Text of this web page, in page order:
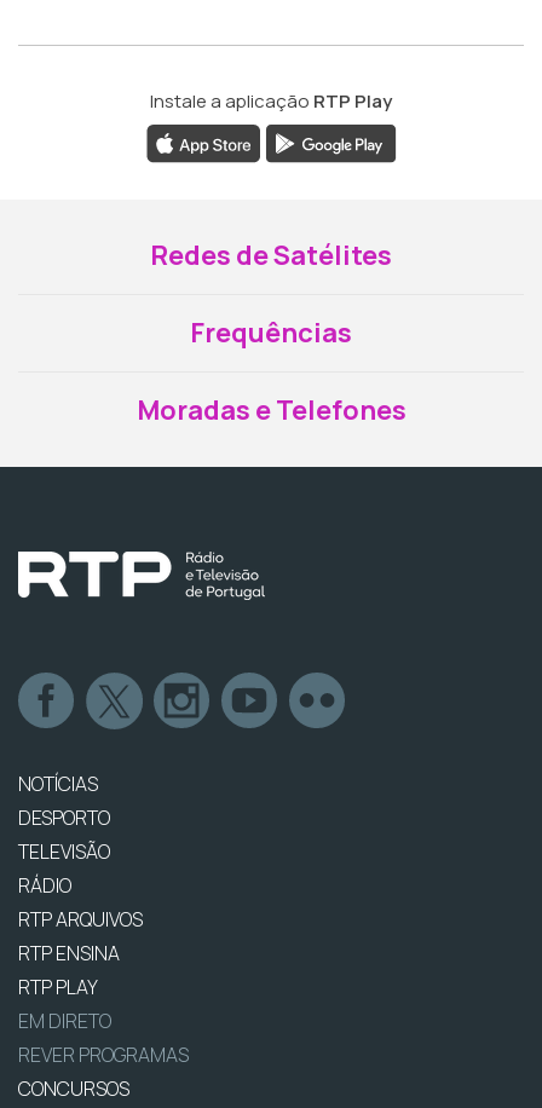
Instale a aplicação RTP Play
Redes de Satélites
Frequências
Moradas e Telefones
NOTÍCIAS
DESPORTO
TELEVISÃO
RÁDIO
RTP ARQUIVOS
RTP ENSINA
RTP PLAY
EM DIRETO
REVER PROGRAMAS
CONCURSOS